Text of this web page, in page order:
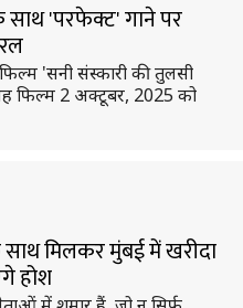
'परफेक्ट' गाने पर
'सनी संस्कारी की तुलसी
फिल्म 2 अक्टूबर, 2025 को
साथ मिलकर मुंबई में खरीदा
होश